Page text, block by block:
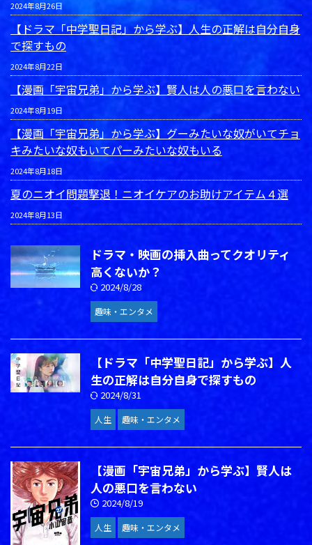
2024年8月26日
【ドラマ「中学聖日記」から学ぶ】人生の正解は自分自身
で探すもの
2024年8月22日
【漫画「宇宙兄弟」から学ぶ】賢人は人の悪口を言わない
2024年8月19日
【漫画「宇宙兄弟」から学ぶ】グーみたいな奴がいてチョ
キみたいな奴もいてパーみたいな奴もいる
2024年8月18日
夏のニオイ問題撃退！ニオイケアのお助けアイテム４選
2024年8月13日
ドラマ・映画の挿入曲ってクオリティ
高くないか？
2024/8/28
趣味・エンタメ
【ドラマ「中学聖日記」から学ぶ】人
生の正解は自分自身で探すもの
2024/8/31
人生 趣味・エンタメ
【漫画「宇宙兄弟」から学ぶ】賢人は
人の悪口を言わない
2024/8/19
人生 趣味・エンタメ